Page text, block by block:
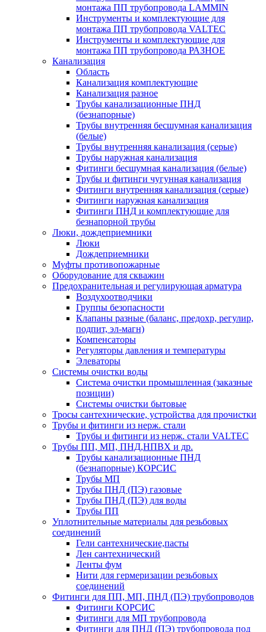
монтажа ПП трубопровода LAMMIN
Инструменты и комплектующие для
монтажа ПП трубопровода VALTEC
Инструменты и комплектующие для
монтажа ПП трубопровода РАЗНОЕ
Канализация
Область
Канализация комплектующие
Канализация разное
Трубы канализационные ПНД
(безнапорные)
Трубы внутренняя бесшумная канализация
(белые)
Трубы внутренняя канализация (серые)
Трубы наружная канализация
Фитинги бесшумная канализация (белые)
Трубы и фитинги чугунная канализация
Фитинги внутренняя канализация (серые)
Фитинги наружная канализация
Фитинги ПНД и комплектующие для
безнапорной трубы
Люки, дождеприемники
Люки
Дождеприемники
Муфты противопожарные
Оборудование для скважин
Предохранительная и регулирующая арматура
Воздухоотводчики
Группы безопасности
Клапаны разные (баланс, предохр, регулир,
подпит, эл-магн)
Компенсаторы
Регуляторы давления и температуры
Элеваторы
Системы очистки воды
Система очистки промышленная (заказные
позиции)
Системы очистки бытовые
Тросы сантехнические, устройства для прочистки
Трубы и фитинги из нерж. стали
Трубы и фитинги из нерж. стали VALTEC
Трубы ПП, МП, ПНД,НПВХ и др.
Трубы канализационные ПНД
(безнапорные) КОРСИС
Трубы МП
Трубы ПНД (ПЭ) газовые
Трубы ПНД (ПЭ) для воды
Трубы ПП
Уплотнительные материалы для резьбовых
соединений
Гели сантехнические,пасты
Лен сантехнический
Ленты фум
Нити для гермеризации резьбовых
соединений
Фитинги для ПП, МП, ПНД (ПЭ) трубопроводов
Фитинги КОРСИС
Фитинги для МП трубопровода
Фитинги для ПНД (ПЭ) трубопровода под